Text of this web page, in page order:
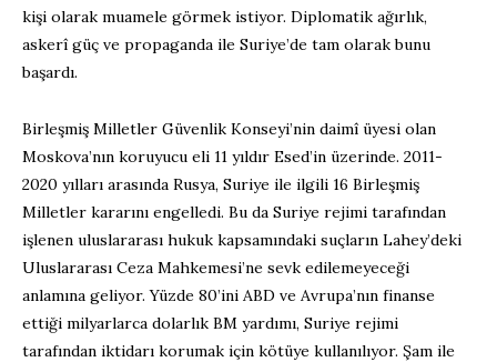
kişi olarak muamele görmek istiyor. Diplomatik ağırlık,
askerî güç ve propaganda ile Suriye’de tam olarak bunu
başardı.
Birleşmiş Milletler Güvenlik Konseyi’nin daimî üyesi olan
Moskova’nın koruyucu eli 11 yıldır Esed’in üzerinde. 2011-
2020 yılları arasında Rusya, Suriye ile ilgili 16 Birleşmiş
Milletler kararını engelledi. Bu da Suriye rejimi tarafından
işlenen uluslararası hukuk kapsamındaki suçların Lahey’deki
Uluslararası Ceza Mahkemesi’ne sevk edilemeyeceği
anlamına geliyor. Yüzde 80’ini ABD ve Avrupa’nın finanse
ettiği milyarlarca dolarlık BM yardımı, Suriye rejimi
tarafından iktidarı korumak için kötüye kullanılıyor. Şam ile